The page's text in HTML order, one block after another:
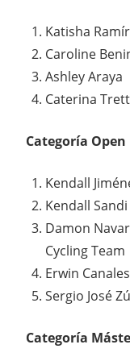
Katisha
Caroline
Ashley Araya
Caterina
Categoría
Kendall
Kendall
Damon
Cycling Team
Erwin
Sergio José
Categoría